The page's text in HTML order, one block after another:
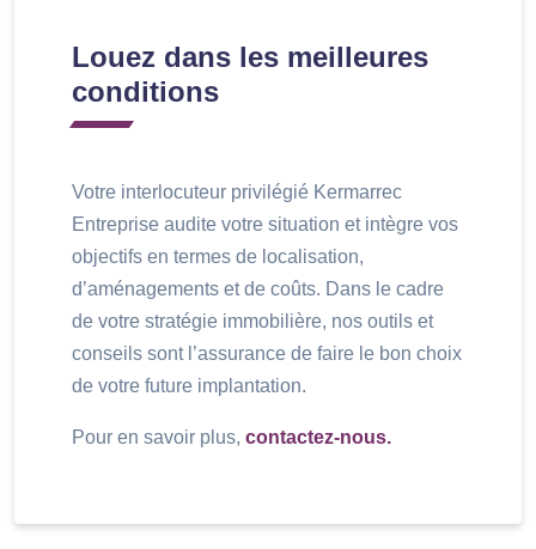
Louez dans les meilleures
conditions
Votre interlocuteur privilégié Kermarrec
Entreprise audite votre situation et intègre vos
objectifs en termes de localisation,
d’aménagements et de coûts. Dans le cadre
de votre stratégie immobilière, nos outils et
conseils sont l’assurance de faire le bon choix
de votre future implantation.
Pour en savoir plus, contactez-nous.